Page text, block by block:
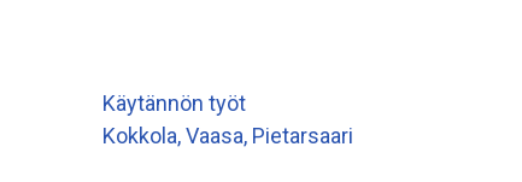
Käytännön työt
Kokkola, Vaasa, Pietarsaari